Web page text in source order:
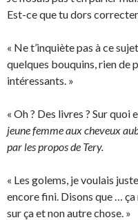
Est-ce que tu dors
« Ne t’inquiète pas à ce
quelques bouquins, rien de
intéressants. »
« Oh ? Des livres ? Sur quoi
jeune femme aux cheveux
par les propos de Tery.
« Les golems, je voulais
encore fini. Disons que …
sur ça et non autre chose. »